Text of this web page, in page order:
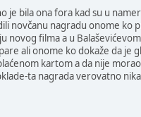
je bila ona fora kad su u
novčanu nagradu onome ko
novog filma a u
ali onome ko dokaže da je
kartom a da nije
ta nagrada verovatno